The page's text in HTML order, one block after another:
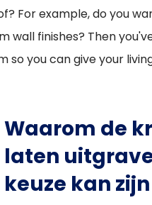
For example, do you
wall finishes? Then
so you can give your
Waarom de
laten
keuze kan zijn